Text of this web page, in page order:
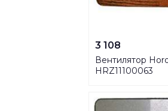
3 108
Вентилятор
HRZ11100063